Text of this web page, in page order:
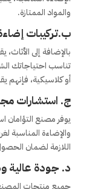
والمواد الممتازة.
ب.تركيبات
بالإضافة إلى
تناسب احتياجاتك
أو كلاسيكية، فإنهم
ج. استشارات
يوفر مصنع التؤامان
والإضاءة المناسبة
اللازمة لضمان
د. جودة عالية
جميع منتجات